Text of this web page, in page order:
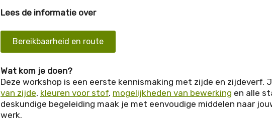
Lees de informatie over
Bereikbaarheid en route
Wat kom je doen?
Deze workshop is een eerste kennismaking met zijde en zijdeverf.
van zijde, kleuren voor stof, mogelijkheden van bewerking en alle
deskundige begeleiding maak je met eenvoudige middelen naar
werk.